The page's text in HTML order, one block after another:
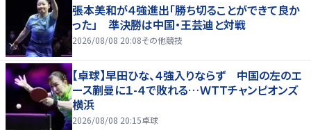
張本美和が４強進出「勝ち切ることができて良か
った」 準決勝は中国・王芸迪と対戦
2026/08/08 20:08その他競技
【卓球】早田ひな、４強入りならず 中国の左のエ
ース蒯曼に１-４で敗れる…ＷＴＴチャンピオンズ
横浜
2026/08/08 20:15卓球